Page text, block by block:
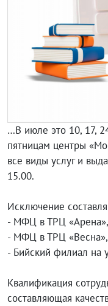
…В июле это 10, 17,
пятницам центры
все виды услуг и
15.00.
Исключение
- МФЦ в ТРЦ «Арена»,
- МФЦ в ТРЦ «Весна»,
- Бийский филиал на
Квалификация
составляющая